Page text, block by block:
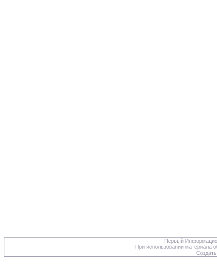
Первый
При использовании материала